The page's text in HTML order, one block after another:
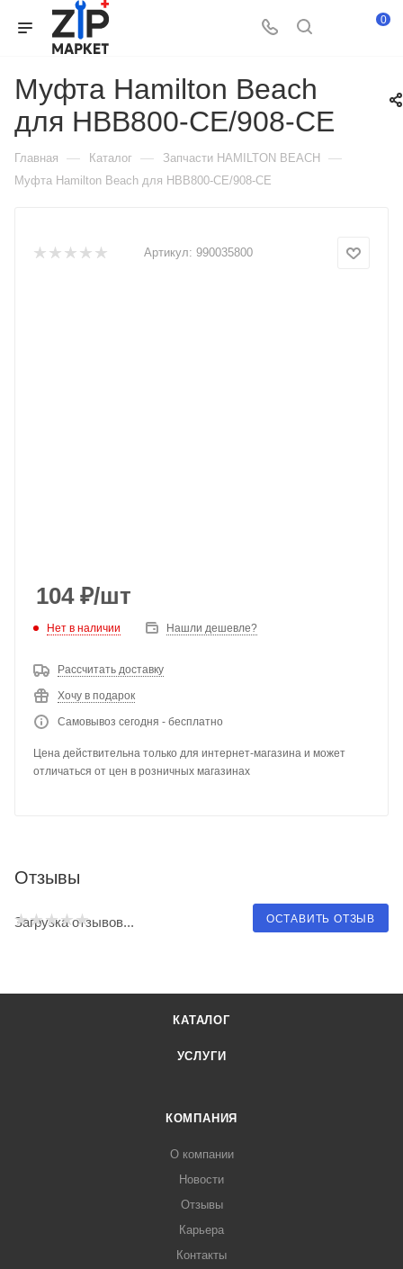
0
Муфта Hamilton Beach
для HBB800-CE/908-CE
Главная — Каталог — Запчасти HAMILTON BEACH —
Муфта Hamilton Beach для HBB800-CE/908-CE
Артикул: 990035800
104₽/шт
Нет в наличии Нашли дешевле?
Рассчитать доставку
Хочу в подарок
Самовывоз сегодня - бесплатно
Цена действительна только для интернет-магазина и может
отличаться от цен в розничных магазинах
Отзывы
ОСТАВИТЬ ОТЗЫВ
Загрузка отзывов...
КАТАЛОГ
УСЛУГИ
КОМПАНИЯ
О компании
Новости
Отзывы
Карьера
Контакты